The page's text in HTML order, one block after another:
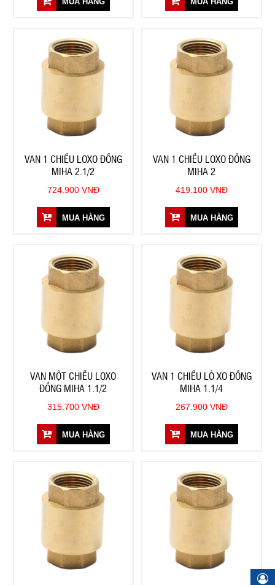
VAN 1 CHIỀU LOXO ĐỒNG
MIHA 2.1/2
724.900 VNĐ
MUA HÀNG
VAN 1 CHIỀU LOXO ĐỒNG
MIHA 2
419.100 VNĐ
MUA HÀNG
VAN MỘT CHIỀU LOXO
ĐỒNG MIHA 1.1/2
315.700 VNĐ
MUA HÀNG
VAN 1 CHIỀU LÒ XO ĐỒNG
MIHA 1.1/4
267.900 VNĐ
MUA HÀNG